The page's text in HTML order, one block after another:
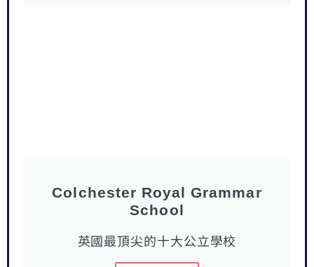
Colchester Royal Grammar
School
英國最頂尖的十大公立學校